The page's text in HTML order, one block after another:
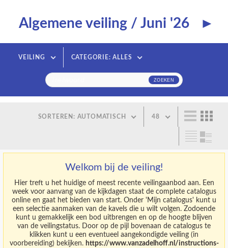
Algemene veiling / Juni '26 ►
VEILING CATEGORIE: ALLES
SORTEREN: AUTOMATISCH 48
Welkom bij de veiling!
Hier treft u het huidige of meest recente veilingaanbod aan. Een
week voor aanvang van de kijkdagen staat de complete catalogus
online en gaat het bieden van start. Onder 'Mijn catalogus' kunt u
een selectie aanmaken van de kavels die u wilt volgen. Zodoende
kunt u gemakkelijk een bod uitbrengen en op de hoogte blijven
van de veilingstatus. Door op de pijl bovenaan de catalogus te
klikken kunt u een eventueel aangekondigde veiling (in
voorbereiding) bekijken. https://www.vanzadelhoff.nl/instructions-